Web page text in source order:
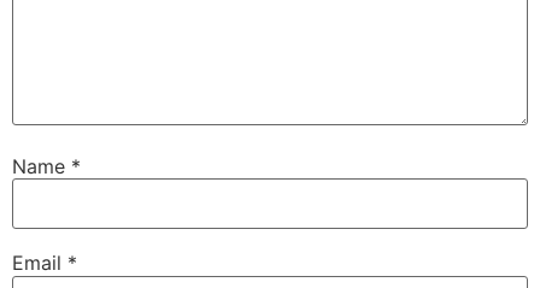
Name *
Email *